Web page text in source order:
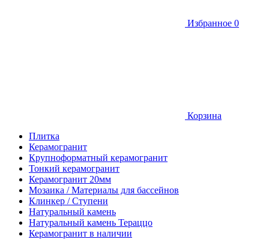
Избранное 0
Корзина
Плитка
Керамогранит
Крупноформатный керамогранит
Тонкий керамогранит
Керамогранит 20мм
Мозаика / Материалы для бассейнов
Клинкер / Ступени
Натуральный камень
Натуральный камень Тераццо
Керамогранит в наличии